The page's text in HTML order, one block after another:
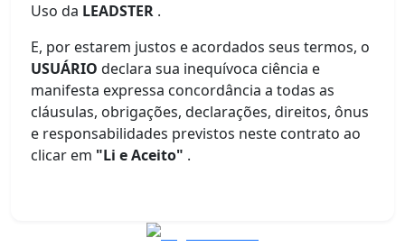
Uso da LEADSTER .
E, por estarem justos e acordados seus termos, o
USUÁRIOdeclara sua inequívoca ciência e
manifesta expressa concordância a todas as
cláusulas, obrigações, declarações, direitos, ônus
e responsabilidades previstos neste contrato ao
clicar em "Li e Aceito" .